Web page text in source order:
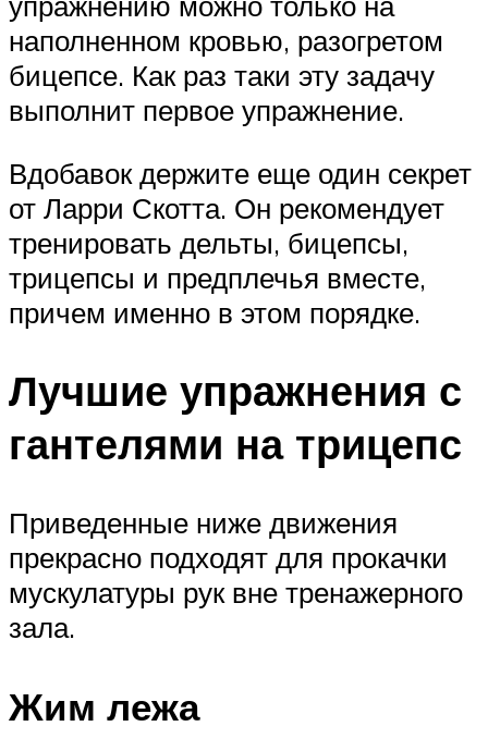
наполненном кровью, разогретом
бицепсе. Как раз таки эту задачу
выполнит первое упражнение.
Вдобавок держите еще один секрет
от Ларри Скотта. Он рекомендует
тренировать дельты, бицепсы,
трицепсы и предплечья вместе,
причем именно в этом порядке.
Лучшие упражнения с
гантелями на трицепс
Приведенные ниже движения
прекрасно подходят для прокачки
мускулатуры рук вне тренажерного
зала.
Жим лежа